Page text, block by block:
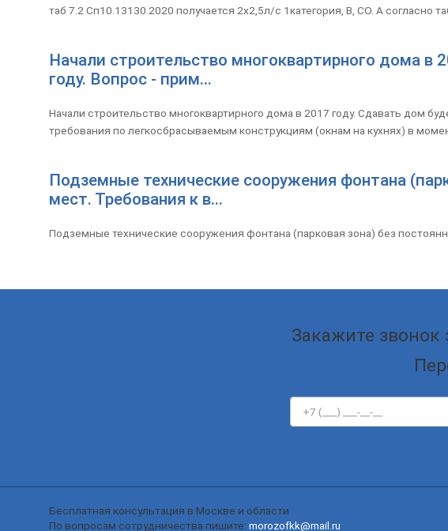
таб 7.2 Сп10.13130.2020 получается 2х2,5л/с 1категория, В, СО. А согласно
Начали строительство многоквартирного дома в
году. Вопрос - прим...
Начали строительство многоквартирного дома в 2017 году. Сдавать дом
требования по легкосбрасываемым конструкциям (окнам на кухнях) в
Подземные технические сооружения фонтана
мест. Требования к в...
Подземные технические сооружения фонтана (парковая зона) без
Закажите звонок
Бесплатная консультация в Москве и области
По вопросам сотрудничества пишите: morozofkk@mail.ru